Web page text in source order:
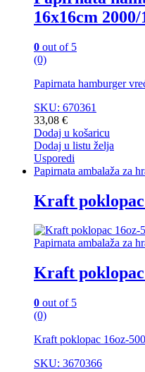
16x16cm 2000/
0 out of 5
(0)
Papirnata hamburger
SKU: 670361
33,08 €
Dodaj u košaricu
Dodaj u listu želja
Usporedi
Papirnata ambalaža za
Kraft poklopac
Papirnata ambalaža za
Kraft poklopac
0 out of 5
(0)
Kraft poklopac 16oz-
SKU: 3670366